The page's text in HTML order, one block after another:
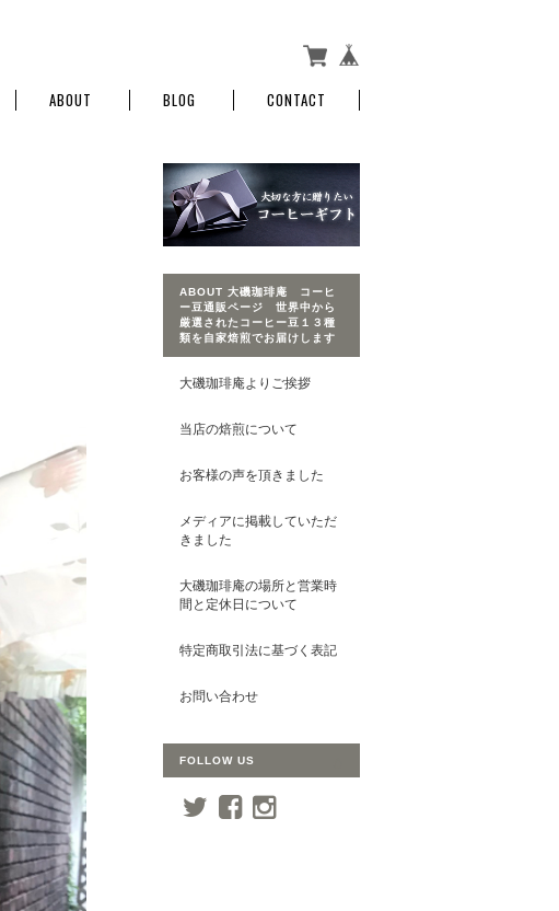
ABOUT BLOG CONTACT
ABOUT 大磯珈琲庵 コーヒ
ー豆通販ページ 世界中から
厳選されたコーヒー豆１３種
類を自家焙煎でお届けします
大磯珈琲庵よりご挨拶
当店の焙煎について
お客様の声を頂きました
メディアに掲載していただ
きました
大磯珈琲庵の場所と営業時
間と定休日について
特定商取引法に基づく表記
お問い合わせ
FOLLOW US